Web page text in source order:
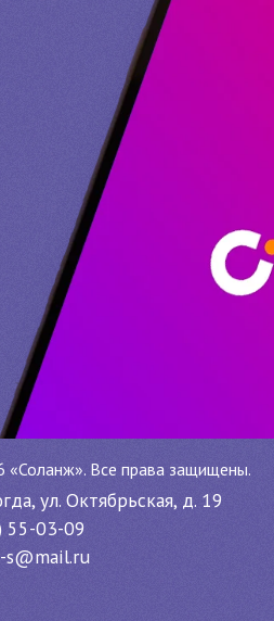
«Соланж». Все права защищены.
ул. Октябрьская, д. 19
55-03-09
s@mail.ru